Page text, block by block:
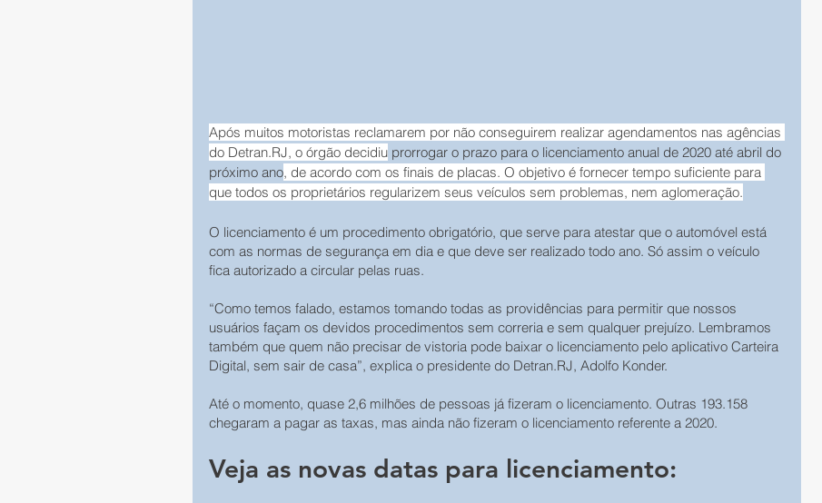
Após muitos motoristas reclamarem por não conseguirem realizar agendamentos nas agências
do Detran.RJ, o órgão decidiu prorrogar o prazo para o licenciamento anual de 2020 até abril do
próximo ano, de acordo com os finais de placas. O objetivo é fornecer tempo suficiente para
que todos os proprietários regularizem seus veículos sem problemas, nem aglomeração.
O licenciamento é um procedimento obrigatório, que serve para atestar que o automóvel está
com as normas de segurança em dia e que deve ser realizado todo ano. Só assim o veículo
fica autorizado a circular pelas ruas.
“Como temos falado, estamos tomando todas as providências para permitir que nossos
usuários façam os devidos procedimentos sem correria e sem qualquer prejuízo. Lembramos
também que quem não precisar de vistoria pode baixar o licenciamento pelo aplicativo Carteira
Digital, sem sair de casa”, explica o presidente do Detran.RJ, Adolfo Konder.
Até o momento, quase 2,6 milhões de pessoas já fizeram o licenciamento. Outras 193.158
chegaram a pagar as taxas, mas ainda não fizeram o licenciamento referente a 2020.
Veja as novas datas para licenciamento: